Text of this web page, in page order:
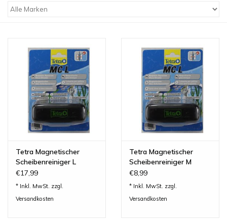
Werkzeuge
Lesestoff
Zubehör & Nützliches
Do!aqua
ADA Amano
Produktvideos
Tetra Magnetischer
Scheibenreiniger L
€17,99
* Inkl. MwSt. zzgl.
Versandkosten
Tetra Magnetischer
Scheibenreiniger M
€8,99
* Inkl. MwSt. zzgl.
Versandkosten